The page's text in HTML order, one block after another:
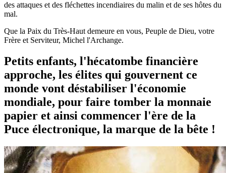
des attaques et des fléchettes incendiaires du malin et de ses hôtes du
mal.
Que la Paix du Très-Haut demeure en vous, Peuple de Dieu, votre
Frère et Serviteur, Michel l'Archange.
Petits enfants, l'hécatombe financière
approche, les élites qui gouvernent ce
monde vont déstabiliser l'économie
mondiale, pour faire tomber la monnaie
papier et ainsi commencer l'ère de la
Puce électronique, la marque de la bête !